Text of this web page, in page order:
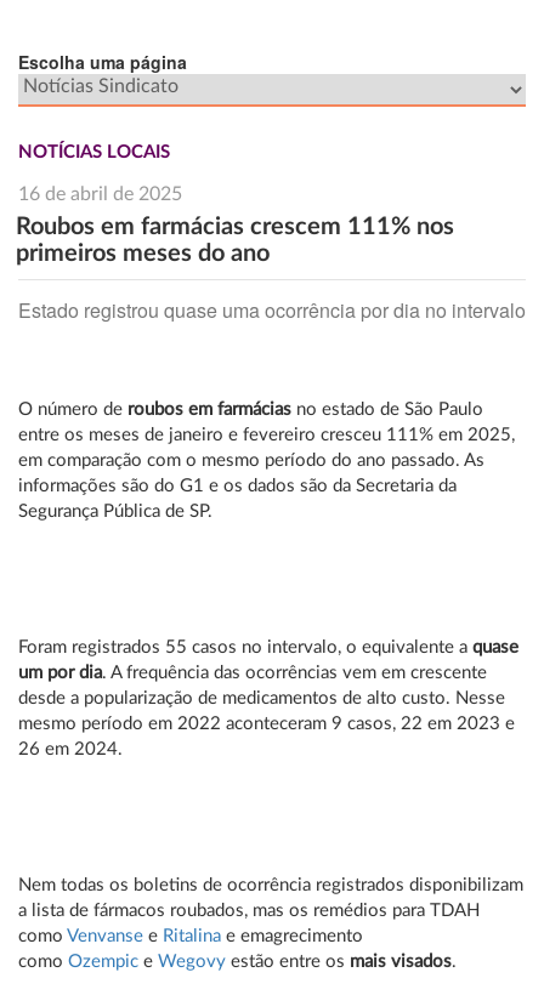
Escolha uma página
NOTÍCIAS LOCAIS
16 de abril de 2025
Roubos em farmácias crescem 111% nos
primeiros meses do ano
Estado registrou quase uma ocorrência por dia no intervalo
O número de roubos em farmácias no estado de São Paulo
entre os meses de janeiro e fevereiro cresceu 111% em 2025,
em comparação com o mesmo período do ano passado. As
informações são do G1 e os dados são da Secretaria da
Segurança Pública de SP.
Foram registrados 55 casos no intervalo, o equivalente a quase
um por dia. A frequência das ocorrências vem em crescente
desde a popularização de medicamentos de alto custo. Nesse
mesmo período em 2022 aconteceram 9 casos, 22 em 2023 e
26 em 2024.
Nem todas os boletins de ocorrência registrados disponibilizam
a lista de fármacos roubados, mas os remédios para TDAH
como Venvanse e Ritalina e emagrecimento
como Ozempic e Wegovy estão entre os mais visados.